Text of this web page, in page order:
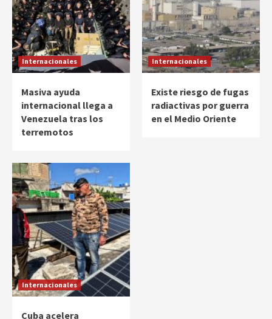
Internacionales
Masiva ayuda
internacional llega a
Venezuela tras los
terremotos
Internacionales
Existe riesgo de fugas
radiactivas por guerra
en el Medio Oriente
Internacionales
Cuba acelera